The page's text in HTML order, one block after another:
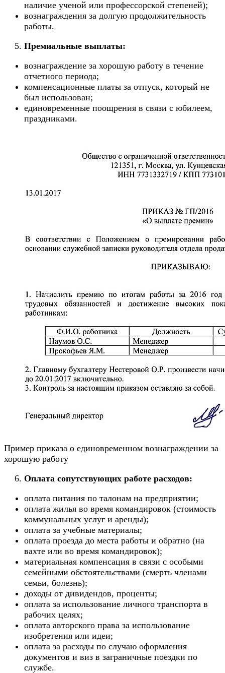
наличие ученой или профессорской степеней);
вознаграждения за долгую продолжительность
работы.
Премиальные выплаты:
вознаграждение за хорошую работу в течение
отчетного периода;
компенсационные платы за отпуск, который не
был использован;
единовременные поощрения в связи с юбилеем,
праздниками.
Пример приказа о единовременном вознаграждении за
хорошую работу
Оплата сопутствующих работе расходов:
оплата питания по талонам на предприятии;
оплата жилья во время командировок (стоимость
коммунальных услуг и аренды);
оплата за учебные материалы;
оплата проезда до места работы и обратно (на
вахте или во время командировок);
материальная компенсация в связи с особыми
семейными обстоятельствами (смерть членами
семьи, болезнь);
доходы от дивидендов, проценты;
оплата за использование личного транспорта в
рабочих целях;
оплата авторского права за использование
изобретения или идеи;
оплата за расходы по случаю оформления
документов и виз в заграничные поездки по
службе.